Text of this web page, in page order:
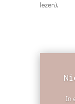
lezen).
In